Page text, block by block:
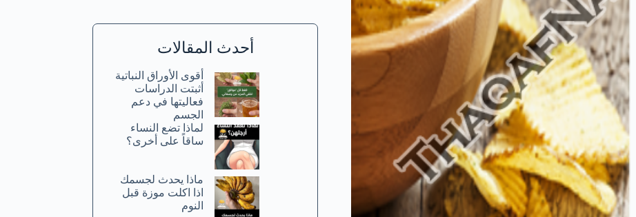
أحدث المقالات
أقوى الأوراق النباتية
أثبتت الدراسات
فعاليتها في دعم
الجسم
لماذا تضع النساء
ساقاً على أخرى؟
ماذا يحدث لجسمك
اذا اكلت موزة قبل
النوم